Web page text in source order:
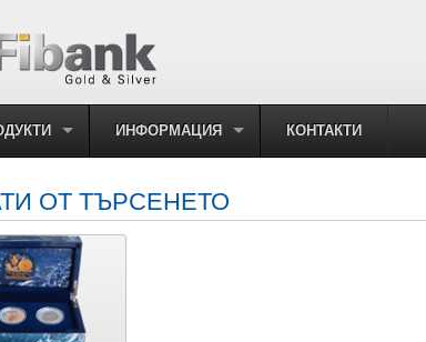
ИНФОРМАЦИЯ КОНТАКТИ
ОТ ТЪРСЕНЕТО